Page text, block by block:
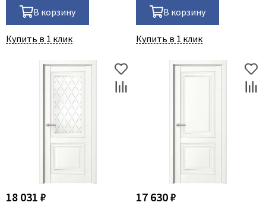
В корзину
Купить в 1 клик
В корзину
Купить в 1 клик
18 031 ₽ 17 630 ₽